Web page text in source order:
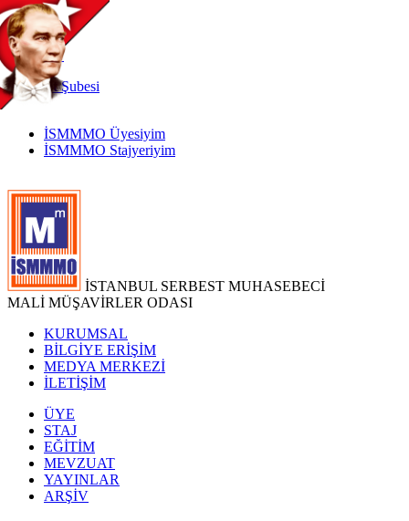
TR
|
EN
İnternetŞubesi
İSMMMO Üyesiyim
İSMMMO Stajyeriyim
İSTANBUL SERBEST MUHASEBECİ
MALİ MÜŞAVİRLER ODASI
KURUMSAL
BİLGİYE ERİŞİM
MEDYA MERKEZİ
İLETİŞİM
ÜYE
STAJ
EĞİTİM
MEVZUAT
YAYINLAR
ARŞİV